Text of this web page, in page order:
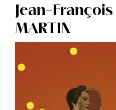
Jean-François
MARTIN